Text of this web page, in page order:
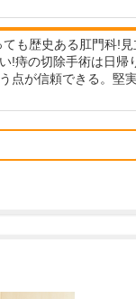
ても歴史ある肛門科!見
!痔の切除手術は日帰
点が信頼できる。堅実